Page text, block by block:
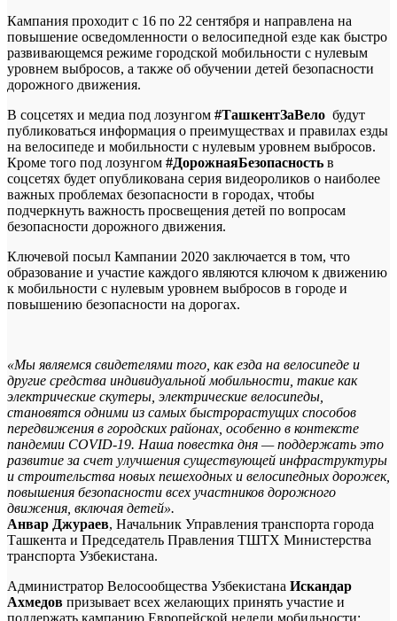
Кампания проходит с 16 по 22 сентября и направлена на
повышение осведомленности о велосипедной езде как быстро
развивающемся режиме городской мобильности с нулевым
уровнем выбросов, а также об обучении детей безопасности
дорожного движения.
В соцсетях и медиа под лозунгом #ТашкентЗаВело будут
публиковаться информация о преимуществах и правилах езды
на велосипеде и мобильности с нулевым уровнем выбросов.
Кроме того под лозунгом #ДорожнаяБезопасность в
соцсетях будет опубликована серия видеороликов о наиболее
важных проблемах безопасности в городах, чтобы
подчеркнуть важность просвещения детей по вопросам
безопасности дорожного движения.
Ключевой посыл Кампании 2020 заключается в том, что
образование и участие каждого являются ключом к движению
к мобильности с нулевым уровнем выбросов в городе и
повышению безопасности на дорогах.
«Мы являемся свидетелями того, как езда на велосипеде и
другие средства индивидуальной мобильности, такие как
электрические скутеры, электрические велосипеды,
становятся одними из самых быстрорастущих способов
передвижения в городских районах, особенно в контексте
пандемии COVID-19. Наша повестка дня — поддержать это
развитие за счет улучшения существующей инфраструктуры
и строительства новых пешеходных и велосипедных дорожек,
повышения безопасности всех участников дорожного
движения, включая детей».
Анвар Джураев, Начальник Управления транспорта города
Ташкента и Председатель Правления ТШТХ Министерства
транспорта Узбекистана.
Администратор Велосообщества Узбекистана Искандар
Ахмедов призывает всех желающих принять участие и